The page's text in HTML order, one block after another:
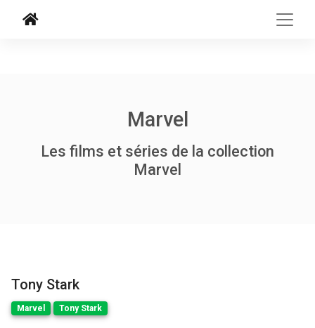
Marvel
Les films et séries de la collection
Marvel
Tony Stark
Marvel Tony Stark